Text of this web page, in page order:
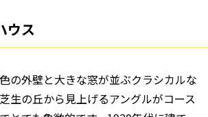
ウス
の外壁と大きな窓が並ぶクラシカルな
生の丘から見上げるアングルがコース